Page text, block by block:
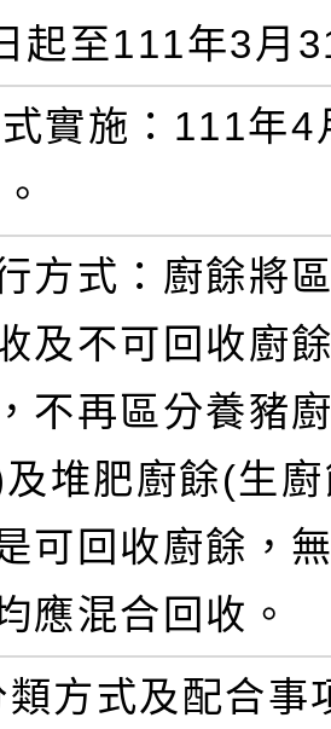
起至111年3月
實施：111年4
方式：廚餘將
及不可回收廚
不再區分養豬
堆肥廚餘(生
可回收廚餘，
應混合回收。
類方式及配合事